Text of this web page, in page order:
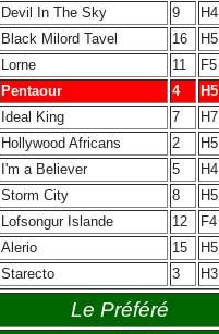
Devil In The Sky 9 H4
Black Milord Tavel 16 H5
Lorne 11 F5
Pentaour 4 H5
Ideal King 7 H7
Hollywood Africans 2 H5
I'm a Believer 5 H4
Storm City 8 H5
Lofsongur Islande 12 F4
Alerio 15 H5
Starecto 3 H3
Le Préféré